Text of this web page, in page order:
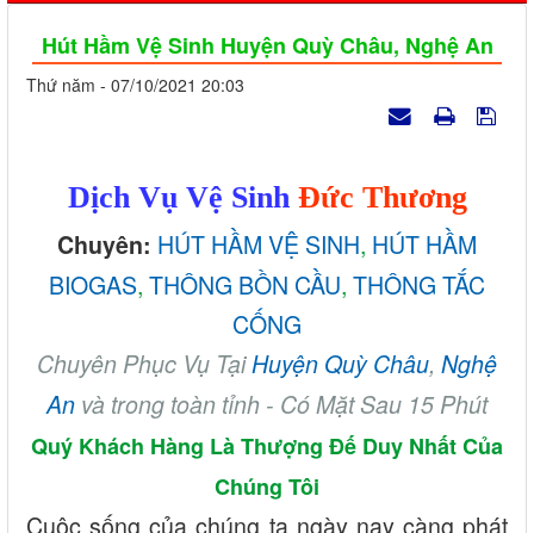
Hút Hầm Vệ Sinh Huyện Quỳ Châu, Nghệ An
Thứ năm - 07/10/2021 20:03
Dịch Vụ Vệ Sinh Đức Thương
Chuyên: HÚT HẦM VỆ SINH, HÚT HẦM
BIOGAS, THÔNG BỒN CẦU, THÔNG TẮC
CỐNG
Chuyên Phục Vụ TạiHuyện Quỳ Châu, Nghệ
An và trong toàn tỉnh - Có Mặt Sau 15 Phút
Quý Khách Hàng Là Thượng Đế Duy Nhất Của
Chúng Tôi
Cuộc sống của chúng ta ngày nay càng phát